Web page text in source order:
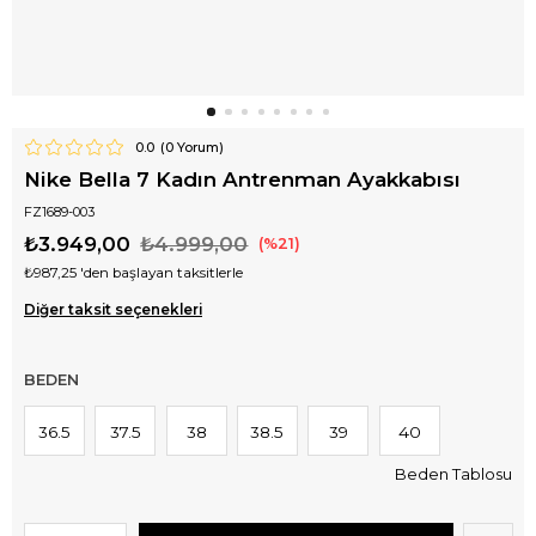
0.0 (0Yorum)
Nike Bella 7 Kadın Antrenman Ayakkabısı
FZ1689-003
₺4.999,00
₺3.949,00 21
₺987,25 'den başlayan taksitlerle
Diğer taksit seçenekleri
BEDEN
36.5 37.5 38 38.5 39 40
Beden Tablosu